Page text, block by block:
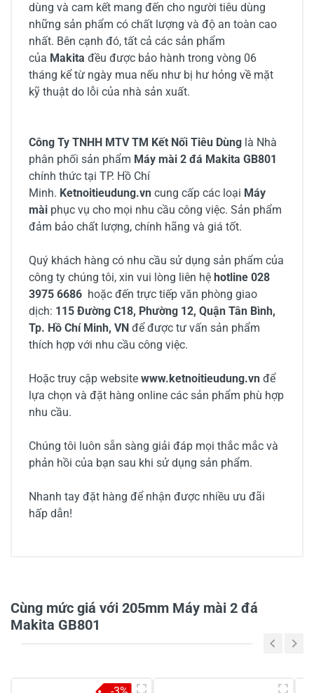
dùng và cam kết mang đến cho người tiêu dùng
những sản phẩm có chất lượng và độ an toàn cao
nhất. Bên cạnh đó, tất cả các sản phẩm
của Makita đều được bảo hành trong vòng 06
tháng kể từ ngày mua nếu như bị hư hỏng về mặt
kỹ thuật do lỗi của nhà sản xuất.
Công Ty TNHH MTV TM Kết Nối Tiêu Dùng là Nhà
phân phối sản phẩm Máy mài 2 đá Makita GB801
chính thức tại TP. Hồ Chí
Minh. Ketnoitieudung.vn cung cấp các loại Máy
mài phục vụ cho mọi nhu cầu công việc. Sản phẩm
đảm bảo chất lượng, chính hãng và giá tốt.
Quý khách hàng có nhu cầu sử dụng sản phẩm của
công ty chúng tôi, xin vui lòng liên hệ hotline 028
3975 6686 hoặc đến trực tiếp văn phòng giao
dịch: 115 Đường C18, Phường 12, Quận Tân Bình,
Tp. Hồ Chí Minh, VN để được tư vấn sản phẩm
thích hợp với nhu cầu công việc.
Hoặc truy cập website www.ketnoitieudung.vn để
lựa chọn và đặt hàng online các sản phẩm phù hợp
nhu cầu.
Chúng tôi luôn sẵn sàng giải đáp mọi thắc mắc và
phản hồi của bạn sau khi sử dụng sản phẩm.
Nhanh tay đặt hàng để nhận được nhiều ưu đãi
hấp dẫn!
Cùng mức giá với 205mm Máy mài 2 đá
Makita GB801